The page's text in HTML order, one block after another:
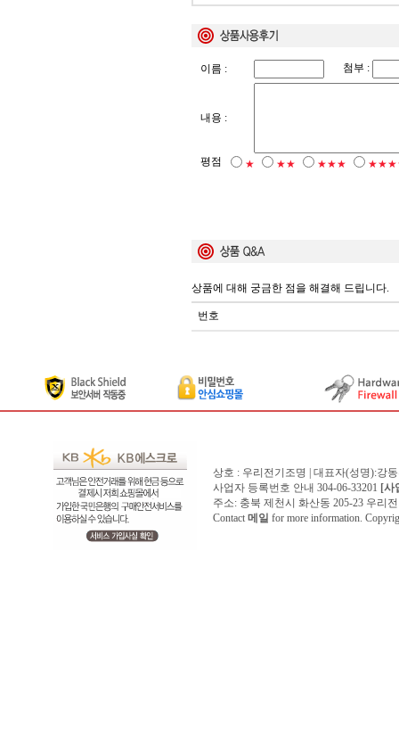
이름 : 첨부 :
내용 :
평점 ★ ★★ ★★★
상품에 대해 궁금한 점을 해결해 드립니다.
번호
상호 : 우리전기조명 | 대표자(성명):강
사업자 등록번호 안내 304-06-33201 [사
주소: 충북 제천시 화산동 205-23 우리
Contact 메일 for more information.